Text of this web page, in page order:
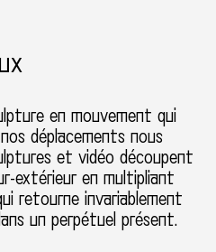
en mouvement qui
déplacements nous
et vidéo découpent
extérieur en multipliant
retourne invariablement
un perpétuel présent.